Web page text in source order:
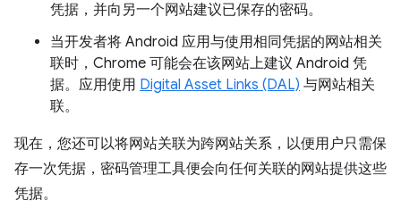
凭据，并向另一个网站建议已保存的密码。
当开发者将 Android 应用与使用相同凭据的网站相关
联时，Chrome 可能会在该网站上建议 Android 凭
据。应用使用 Digital Asset Links (DAL) 与网站相关
联。
现在，您还可以将网站关联为跨网站关系，以便用户只需保
存一次凭据，密码管理工具便会向任何关联的网站提供这些
凭据。